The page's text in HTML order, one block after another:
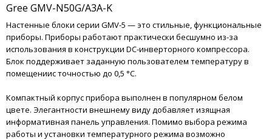
Gree GMV-N50G/A3A-K
Настенные блоки серии GMV-5 — это стильные, функциональные
приборы. Приборы работают практически бесшумно из-за
использования в конструкции DC-инверторного компрессора.
Блок поддерживает заданную пользователем температуру в
помещениис точностью до 0,5 °C.
Компактный корпус прибора выполнен в популярном белом
цвете. Элегантности внешнему виду добавляет изящная
информативная панель управления. Помимо выбора режима
работы и установки температурного режима возможно